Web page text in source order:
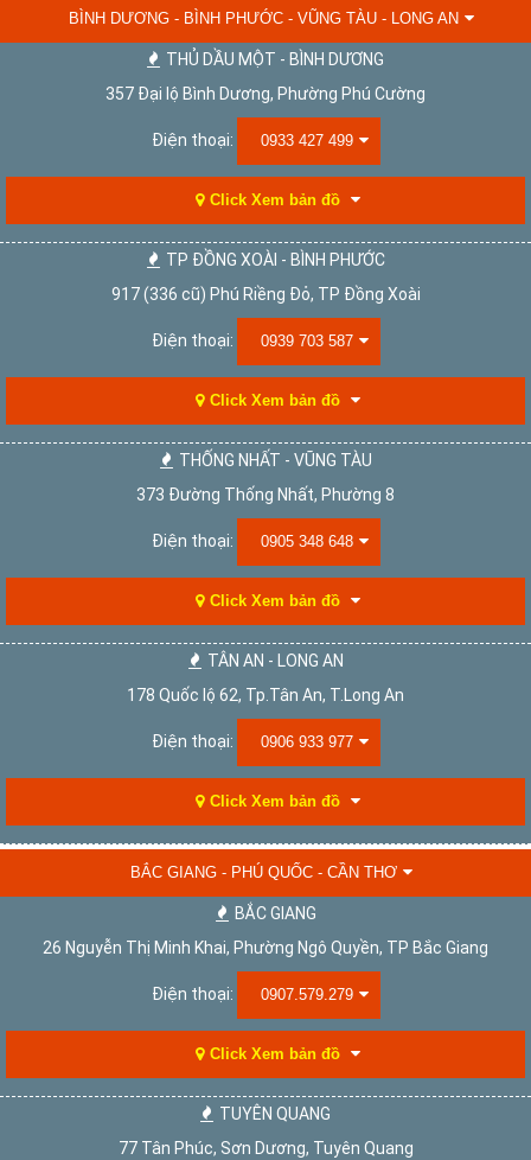
BÌNH DƯƠNG - BÌNH PHƯỚC - VŨNG TÀU - LONG AN
THỦ DẦU MỘT - BÌNH DƯƠNG
357 Đại lộ Bình Dương, Phường Phú Cường
Điện thoại: 0933 427 499
Click Xem bản đồ
TP ĐỒNG XOÀI - BÌNH PHƯỚC
917 (336 cũ) Phú Riềng Đỏ, TP Đồng Xoài
Điện thoại: 0939 703 587
Click Xem bản đồ
THỐNG NHẤT - VŨNG TÀU
373 Đường Thống Nhất, Phường 8
Điện thoại: 0905 348 648
Click Xem bản đồ
TÂN AN - LONG AN
178 Quốc lộ 62, Tp.Tân An, T.Long An
Điện thoại: 0906 933 977
Click Xem bản đồ
BẮC GIANG - PHÚ QUỐC - CẦN THƠ
BẮC GIANG
26 Nguyễn Thị Minh Khai, Phường Ngô Quyền, TP Bắc Giang
Điện thoại: 0907.579.279
Click Xem bản đồ
TUYÊN QUANG
77 Tân Phúc, Sơn Dương, Tuyên Quang